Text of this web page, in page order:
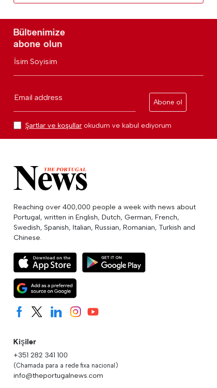
Bültenimize
abone olun
İsim Soyisim
Email address
Abone ol
Şartlar ve koşullar okudum ve kabul ediyorum
Reaching over 400,000 people a week with news about
Portugal, written in English, Dutch, German, French,
Swedish, Spanish, Italian, Russian, Romanian, Turkish and
Chinese.
Kişiler
+351 282 341 100
(Chamada para a rede fixa nacional)
info@theportugalnews.com